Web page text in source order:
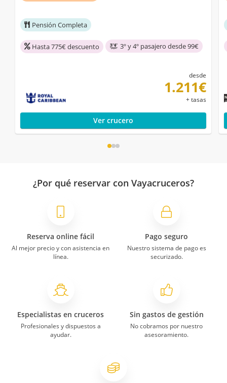
Pensión Completa
Hasta 775€ descuento 3º y 4º pasajero desde 99€
desde
1.211€
+ tasas
Ver crucero
¿Por qué reservar con Vayacruceros?
Reserva online fácil
Al mejor precio y con asistencia en
línea.
Pago seguro
Nuestro sistema de pago es
securizado.
Especialistas en cruceros
Profesionales y dispuestos a
ayudar.
Sin gastos de gestión
No cobramos por nuestro
asesoramiento.